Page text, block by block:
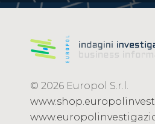
© 2026 Europol S.r.l.